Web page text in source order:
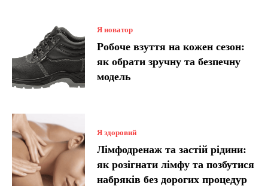
Я новатор
Робоче взуття на кожен сезон:
як обрати зручну та безпечну
модель
Я здоровий
Лімфодренаж та застій рідини:
як розігнати лімфу та позбутися
набряків без дорогих процедур